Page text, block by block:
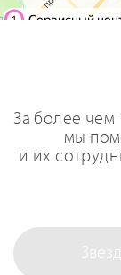
За более чем
мы
и их